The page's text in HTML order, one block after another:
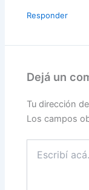
Responder
Dejá un
Tu dirección
Los campos
acá...